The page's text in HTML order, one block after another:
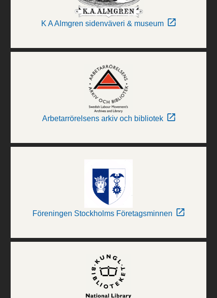
K A Almgren sidenväveri & museum
Arbetarrörelsens arkiv och bibliotek
Föreningen Stockholms Företagsminnen